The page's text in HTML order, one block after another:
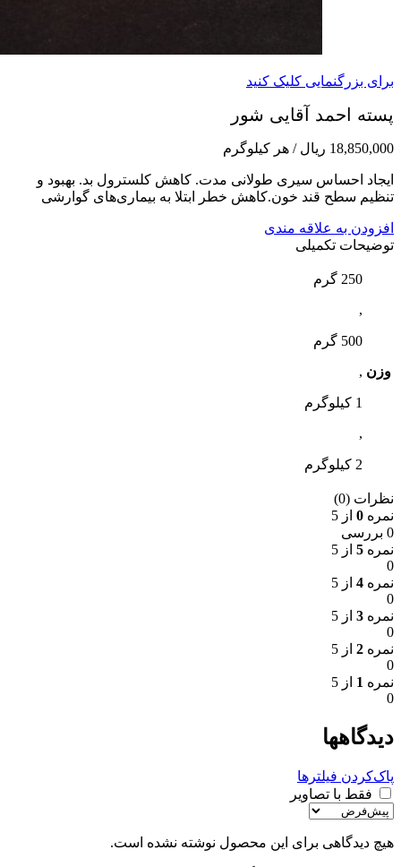
برای بزرگنمایی کلیک کنید
پسته احمد آقایی شور
18,850,000 ریال / هر کیلوگرم
ایجاد احساس سیری طولانی مدت. کاهش کلسترول بد. بهبود و
تنظیم سطح قند خون.کاهش خطر ابتلا به بیماری‌های گوارشی
افزودن به علاقه مندی
توضیحات تکمیلی
وزن
250 گرم
,
500 گرم
,
1 کیلوگرم
,
2 کیلوگرم
نظرات (0)
نمره 0 از 5
0 بررسی
نمره 5 از 5
0
نمره 4 از 5
0
نمره 3 از 5
0
نمره 2 از 5
0
نمره 1 از 5
0
دیدگاهها
پاک‌کردن فیلترها
فقط با تصاویر
هیچ دیدگاهی برای این محصول نوشته نشده است.